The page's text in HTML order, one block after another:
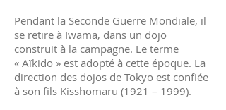
Pendant la Seconde Guerre Mondiale, il
se retire à Iwama, dans un dojo
construit à la campagne. Le terme
« Aïkido » est adopté à cette époque. La
direction des dojos de Tokyo est confiée
à son fils Kisshomaru (1921 – 1999).